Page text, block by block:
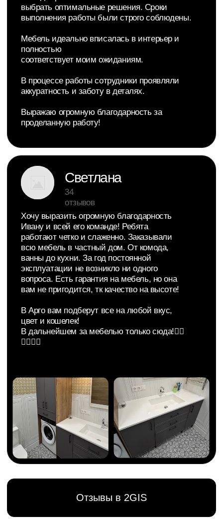
Ответили на частые
вопросы
+7 (3462) 53-30-33
argo.mebel@bk.ru
Наши работы
Гарантия
Доставка и оплата
Гостинные
Мебель для дома
Спальни
Гардероб и шкафы
Отзывы покупателей
Яндекс
Сайт